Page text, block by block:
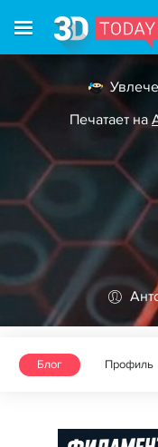
Печатает на
Блог Профиль